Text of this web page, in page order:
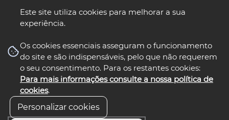
Este site utiliza cookies para melhorar a sua
experiência.
Os cookies essenciais asseguram o funcionamento
do site e são indispensáveis, pelo que não requerem
o seu consentimento. Para os restantes cookies:
Para mais informações consulte a nossa política de
cookies.
Personalizar cookies
nos select language